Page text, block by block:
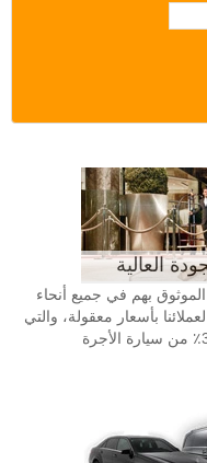
العالية
بهم في جميع أنحاء
بأسعار معقولة، والتي